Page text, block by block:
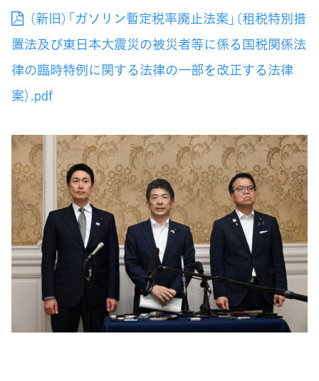
（新旧）「ガソリン暫定税率廃止法案」（租税特別措
置法及び東日本大震災の被災者等に係る国税関係法
律の臨時特例に関する法律の一部を改正する法律
案）.pdf